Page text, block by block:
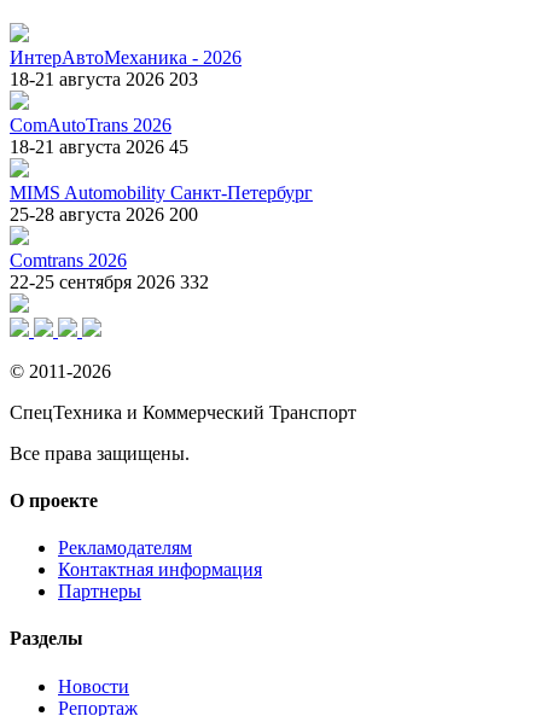
ИнтерАвтоМеханика - 2026
18-21 августа 2026 203
ComAutoTrans 2026
18-21 августа 2026 45
MIMS Automobility Санкт-Петербург
25-28 августа 2026 200
Comtrans 2026
22-25 сентября 2026 332
© 2011-2026
СпецТехника и Коммерческий Транспорт
Все права защищены.
О проекте
Рекламодателям
Контактная информация
Партнеры
Разделы
Новости
Репортаж